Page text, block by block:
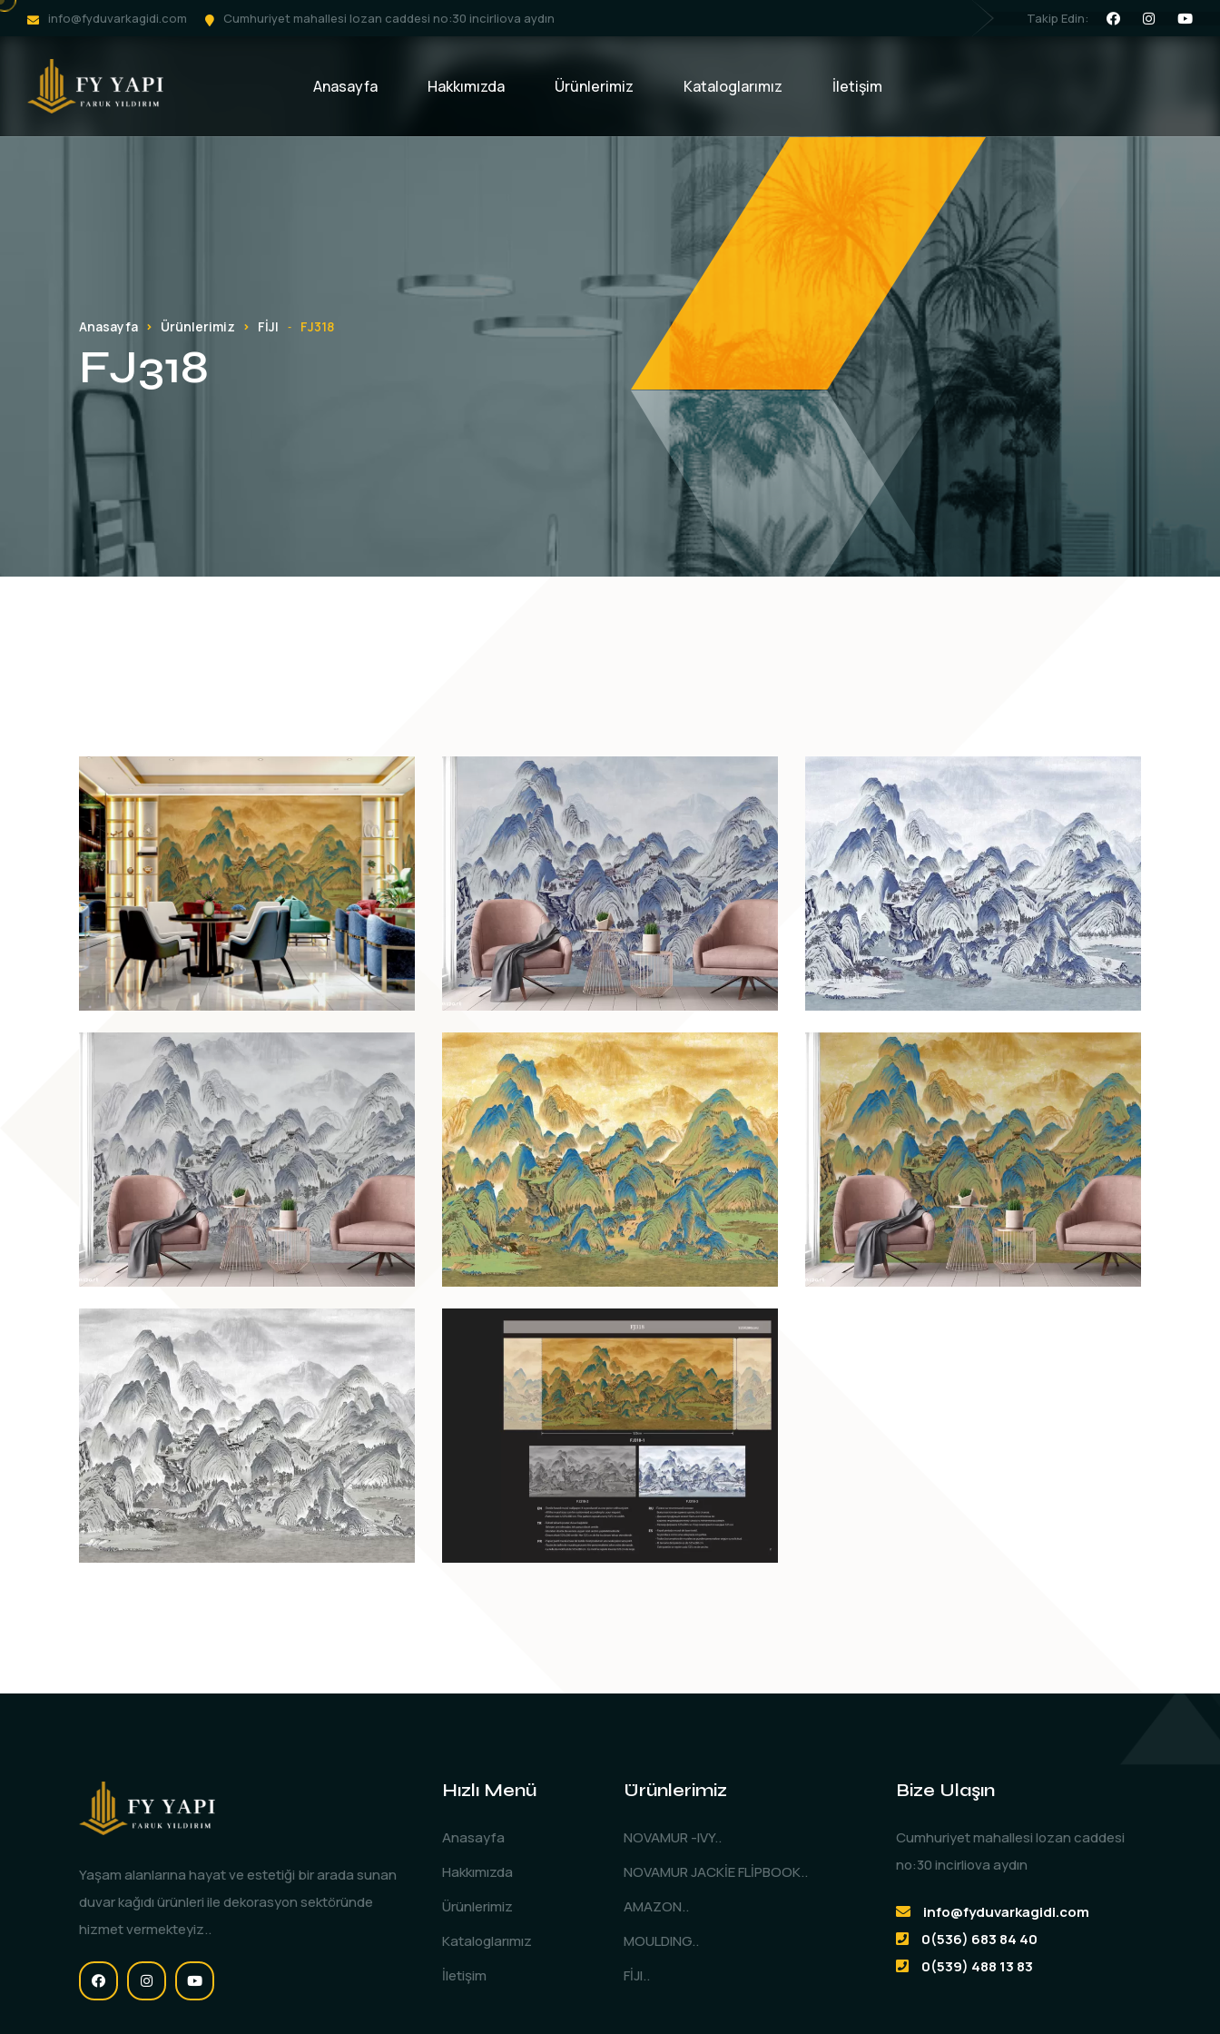
info@fyduvarkagidi.com Cumhuriyet mahallesi lozan caddesi no:30 incirliova aydın Takip Edin:
Anasayfa Hakkımızda Ürünlerimiz Kataloglarımız İletişim
Anasayfa Ürünlerimiz FİJI - FJ318
FJ318
Yaşam alanlarına hayat ve estetiği bir arada sunan
duvar kağıdı ürünleri ile dekorasyon sektöründe
hizmet vermekteyiz..
Hızlı Menü
Anasayfa
Hakkımızda
Ürünlerimiz
Kataloglarımız
İletişim
Ürünlerimiz
NOVAMUR -IVY..
NOVAMUR JACKİE FLİPBOOK..
AMAZON..
MOULDING..
FİJI..
Bize Ulaşın
Cumhuriyet mahallesi lozan caddesi
no:30 incirliova aydın
info@fyduvarkagidi.com
0(536) 683 84 40
0(539) 488 13 83